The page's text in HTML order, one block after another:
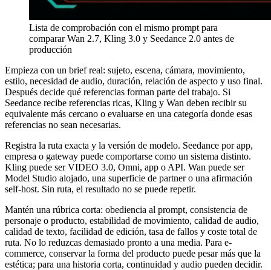
Lista de comprobación con el mismo prompt para
comparar Wan 2.7, Kling 3.0 y Seedance 2.0 antes de
producción
Empieza con un brief real: sujeto, escena, cámara, movimiento,
estilo, necesidad de audio, duración, relación de aspecto y uso final.
Después decide qué referencias forman parte del trabajo. Si
Seedance recibe referencias ricas, Kling y Wan deben recibir su
equivalente más cercano o evaluarse en una categoría donde esas
referencias no sean necesarias.
Registra la ruta exacta y la versión de modelo. Seedance por app,
empresa o gateway puede comportarse como un sistema distinto.
Kling puede ser VIDEO 3.0, Omni, app o API. Wan puede ser
Model Studio alojado, una superficie de partner o una afirmación
self-host. Sin ruta, el resultado no se puede repetir.
Mantén una rúbrica corta: obediencia al prompt, consistencia de
personaje o producto, estabilidad de movimiento, calidad de audio,
calidad de texto, facilidad de edición, tasa de fallos y coste total de
ruta. No lo reduzcas demasiado pronto a una media. Para e-
commerce, conservar la forma del producto puede pesar más que la
estética; para una historia corta, continuidad y audio pueden decidir.